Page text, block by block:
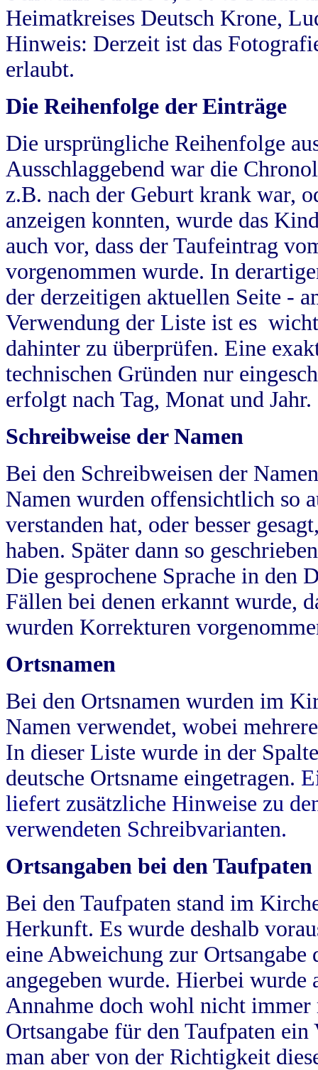
Heimatkreises Deutsch Krone,
Hinweis: Derzeit ist das
erlaubt.
Die Reihenfolge der Einträge
Die ursprüngliche Reihenfolge
Ausschlaggebend war die
z.B. nach der Geburt krank war,
anzeigen konnten, wurde das
auch vor, dass der Taufeintrag
vorgenommen wurde. In
der derzeitigen aktuellen Seite -
Verwendung der Liste ist es
dahinter zu überprüfen. Eine
technischen Gründen nur
erfolgt nach Tag, Monat und Jahr.
Schreibweise der Namen
Bei den Schreibweisen der
Namen wurden offensichtlich so
verstanden hat, oder besser
haben. Später dann so
Die gesprochene Sprache in
Fällen bei denen erkannt wurde,
wurden Korrekturen
Ortsnamen
Bei den Ortsnamen wurden im
Namen verwendet, wobei
In dieser Liste wurde in der
deutsche Ortsname eingetragen.
liefert zusätzliche Hinweise zu
verwendeten Schreibvarianten.
Ortsangaben bei den Taufpaten
Bei den Taufpaten stand im
Herkunft. Es wurde deshalb
eine Abweichung zur
angegeben wurde. Hierbei wurde
Annahme doch wohl nicht
Ortsangabe für den Taufpaten
man aber von der Richtigkeit